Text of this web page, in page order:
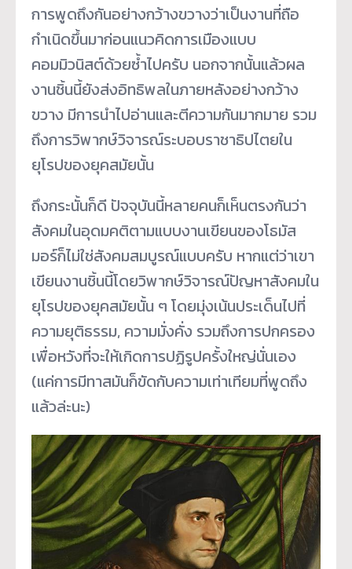
การพูดถึงกันอย่างกว้างขวางว่าเป็นงานที่ถือ
กำเนิดขึ้นมาก่อนแนวคิดการเมืองแบบ
คอมมิวนิสต์ด้วยซ้ำไปครับ นอกจากนั้นแล้วผล
งานชิ้นนี้ยังส่งอิทธิพลในภายหลังอย่างกว้าง
ขวาง มีการนำไปอ่านและตีความกันมากมาย รวม
ถึงการวิพากษ์วิจารณ์ระบอบราชาธิปไตยใน
ยุโรปของยุคสมัยนั้น
ถึงกระนั้นก็ดี ปัจจุบันนี้หลายคนก็เห็นตรงกันว่า
สังคมในอุดมคติตามแบบงานเขียนของโธมัส
มอร์ก็ไม่ใช่สังคมสมบูรณ์แบบครับ หากแต่ว่าเขา
เขียนงานชิ้นนี้โดยวิพากษ์วิจารณ์ปัญหาสังคมใน
ยุโรปของยุคสมัยนั้น ๆ โดยมุ่งเน้นประเด็นไปที่
ความยุติธรรม, ความมั่งคั่ง รวมถึงการปกครอง
เพื่อหวังที่จะให้เกิดการปฏิรูปครั้งใหญ่นั่นเอง
(แค่การมีทาสมันก็ขัดกับความเท่าเทียมที่พูดถึง
แล้วล่ะนะ)